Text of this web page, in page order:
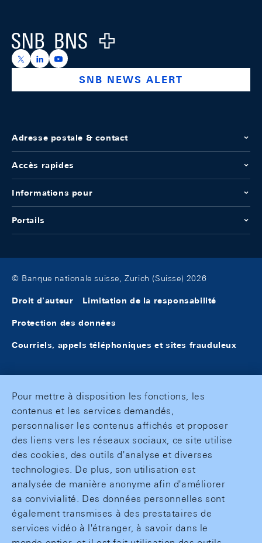
Logo
https://x.com/snb_bns
https://ch.linkedin.com/company/swiss-national-
https://www.youtube.com/@swissnationalbank
SNB NEWS ALERT
Adresse postale & contact
Accès rapides
Informations pour
Portails
© Banque nationale suisse, Zurich (Suisse) 2026
Droit d'auteur Limitation de la responsabilité
Protection des données
Courriels, appels téléphoniques et sites frauduleux
Pour mettre à disposition les fonctions, les
contenus et les services demandés,
personnaliser les contenus affichés et proposer
des liens vers les réseaux sociaux, ce site utilise
des cookies, des outils d'analyse et diverses
technologies. De plus, son utilisation est
analysée de manière anonyme afin d'améliorer
sa convivialité. Des données personnelles sont
également transmises à des prestataires de
services vidéo à l'étranger, à savoir dans le